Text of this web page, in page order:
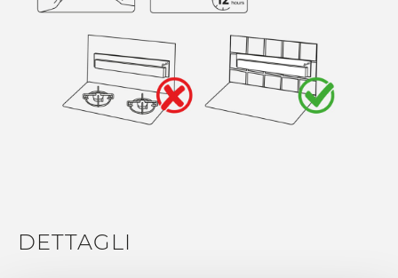
Sie nicht die Klebefläche.
3. Verwenden Sie die in der Verpackung enthaltene
Wasserwaage, um die Stange richtig zu positionieren.
4. Drücken Sie die Stange etwa 30 Sekunden lang fest
DETTAGLI